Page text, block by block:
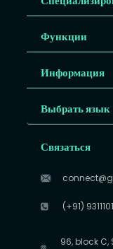
Функции
Информация
Выбрать язык
Связаться
(+91)
96, block C,